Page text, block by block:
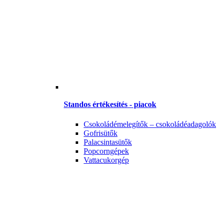
Standos értékesítés - piacok
Csokoládémelegítők – csokoládéadagolók
Gofrisütők
Palacsintasütők
Popcorngépek
Vattacukorgép